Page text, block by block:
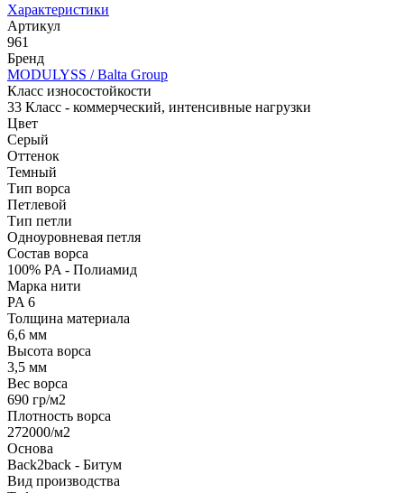
Характеристики
Артикул
961
Бренд
MODULYSS / Balta Group
Класс износостойкости
33 Класс - коммерческий, интенсивные нагрузки
Цвет
Серый
Оттенок
Темный
Тип ворса
Петлевой
Тип петли
Одноуровневая петля
Состав ворса
100% PA - Полиамид
Марка нити
PA 6
Толщина материала
6,6 мм
Высота ворса
3,5 мм
Вес ворса
690 гр/м2
Плотность ворса
272000/м2
Основа
Back2back - Битум
Вид производства